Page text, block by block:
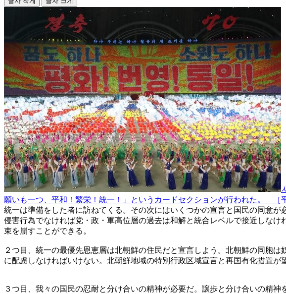
願いも一つ、平和！繁栄！統一！」というカードセクションが行われた。 ［
統一は準備をした者に訪ねてくる。その次にはいくつかの宣言と国民の同意
侵害行為でなければ党・政・軍高位層の過去は和解と統合レベルで接近しな
束を崩すことができる。
２つ目、統一の最優先恩恵層は北朝鮮の住民だと宣言しよう。北朝鮮の同胞
に配慮しなければいけない。北朝鮮地域の特別行政区域宣言と再国有化措置
３つ目、我々の国民の忍耐と分け合いの精神が必要だ。譲歩と分け合いの精